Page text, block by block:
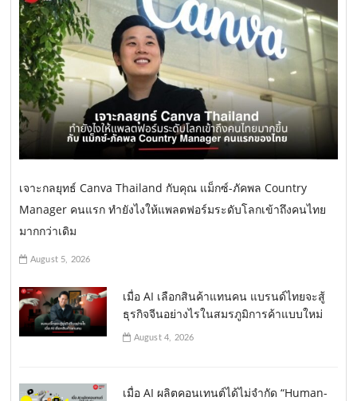
เจาะกลยุทธ์ Canva Thailand กับคุณ แม็กซ์-ภัคพล Country
Manager คนแรก ทำยังไงให้แพลตฟอร์มระดับโลกเข้าถึงคนไทย
มากกว่าเดิม
August 5, 2026
เมื่อ AI เลือกสินค้าแทนคน แบรนด์ไทยจะสู้
ธุรกิจจีนอย่างไรในสมรภูมิการค้าแบบใหม่
August 4, 2026
เมื่อ AI ผลิตคอนเทนต์ได้ไม่จำกัด “Human-